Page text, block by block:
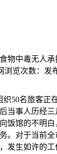
物中毒无人承
浏览次数： 发
50名旅客正
当事人历经
饭馆的不明
。对于当前
发生如许的